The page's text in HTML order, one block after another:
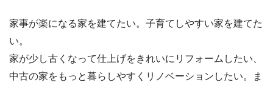
家事が楽になる家を建てたい。子育てしやすい家を建てた
い。
家が少し古くなって仕上げをきれいにリフォームしたい、
中古の家をもっと暮らしやすくリノベーションしたい。ま